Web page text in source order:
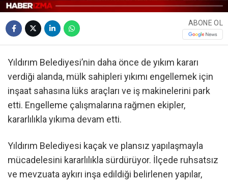
ABONE OL
Yıldırım Belediyesi’nin daha önce de yıkım kararı
verdiği alanda, mülk sahipleri yıkımı engellemek için
inşaat sahasına lüks araçları ve iş makinelerini park
etti. Engelleme çalışmalarına rağmen ekipler,
kararlılıkla yıkıma devam etti.
Yıldırım Belediyesi kaçak ve plansız yapılaşmayla
mücadelesini kararlılıkla sürdürüyor. İlçede ruhsatsız
ve mevzuata aykırı inşa edildiği belirlenen yapılar,